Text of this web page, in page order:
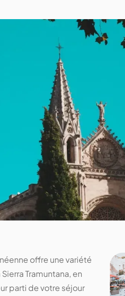
offre une variété
Tramuntana, en
parti de votre séjour